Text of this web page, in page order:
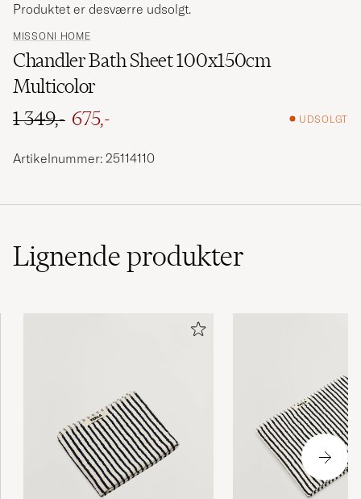
MISSONI HOME
Chandler Bath Sheet 100x150cm
Multicolor
Ordinary pris
1 349,-
Nedsat pris
675,- UDSOLGT
Produktet er desværre udsolgt.
Artikelnummer: 25114110
Lignendeprodukter